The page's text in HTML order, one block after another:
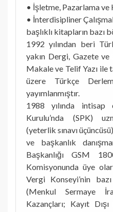
• İşletme, Pazarlama ve
• İnterdisipliner
başlıklı kitapların bazı
1992 yılından beri
yakın Dergi, Gazete
Makale ve Telif Yazı ile
üzere Türkçe
yayımlanmıştır.
1988 yılında intisap
Kurulu’nda (SPK)
(yeterlik sınavı
ve başkanlık
Başkanlığı GSM
Komisyonunda üye
Vergi Konseyi’nin
(Menkul Sermaye
Kazançları; Kayıt